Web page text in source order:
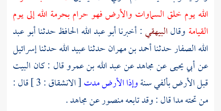
الله يوم خلق السماوات والأرض فهو حرام بحرمة الله إلى يوم
القيامة وقالالبيهقي: أخبرناأبو عبد الله الحافظحدثناأبو عبد
الله الصفارحدثناأحمد بن مهرانحدثناعبيد اللهحدثناإسرائيل
عنأبي يحيىعنمجاهدعنعبد الله بن عمروقال : كان البيت
قبل الأرض بألفي سنةوإذا الأرض مدت
[ الانشقاق : 3 ] قال :
من تحته مدا قال : وقد تابعهمنصورعنمجاهد.